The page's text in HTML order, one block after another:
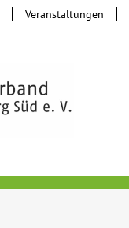
Veranstaltungen